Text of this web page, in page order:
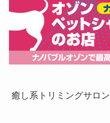
癒し系トリミングサロン